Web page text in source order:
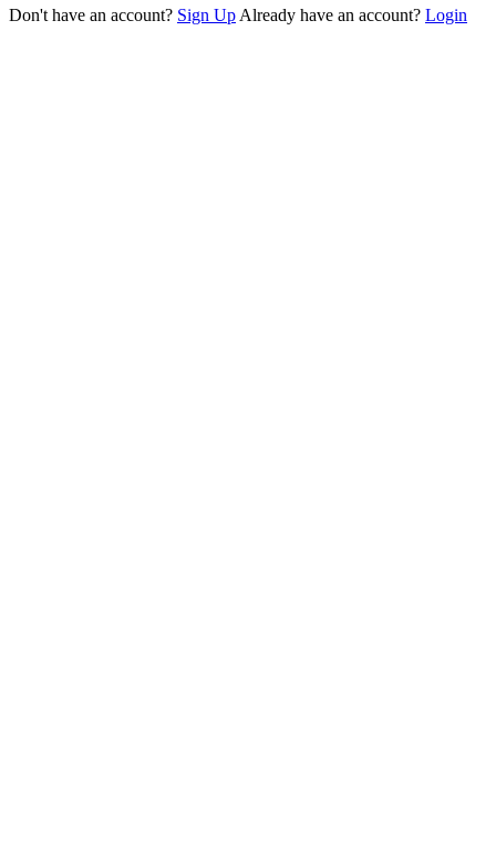
Don't have an account? Sign Up Already have an account? Login